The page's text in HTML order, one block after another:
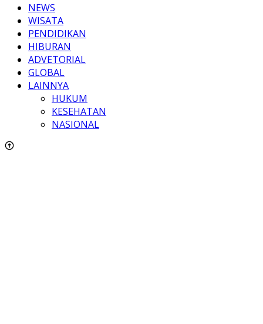
NEWS
WISATA
PENDIDIKAN
HIBURAN
ADVETORIAL
GLOBAL
LAINNYA
HUKUM
KESEHATAN
NASIONAL